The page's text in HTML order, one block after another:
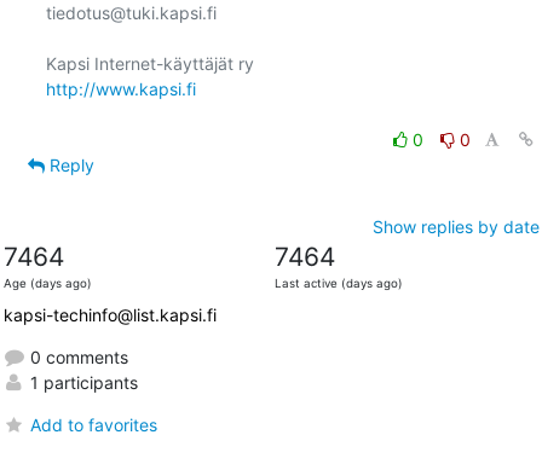
tiedotus@tuki.kapsi.fi
http://www.kapsi.fi
0
0
Reply
Show replies by date
7464
Age (days ago)
7464
Last active (days ago)
kapsi-techinfo@list.kapsi.fi
0 comments
1 participants
Add to favorites